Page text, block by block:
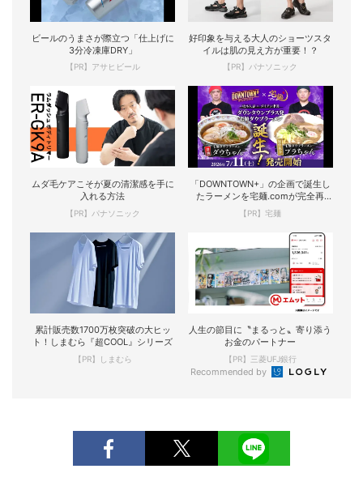
ビールのうまさが際立つ「仕上げに
3分冷凍庫DRY」
【PR】アサヒビール
好印象を与える大人のショーツスタ
イルは肌の見え方が重要！？
【PR】パナソニック
ムダ毛ケアこそが夏の清潔感を手に
入れる方法
【PR】パナソニック
「DOWNTOWN+」の企画で誕生し
たラーメンを宅麺.comが完全再
現！
【PR】宅麺
累計販売数1700万枚突破の大ヒッ
ト！しまむら『超COOL』シリーズ
【PR】しまむら
人生の節目に〝まるっと〟寄り添う
お金のパートナー
【PR】三菱UFJ銀行
Recommended by